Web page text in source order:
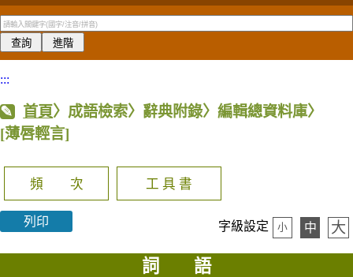
:::
首頁〉成語檢索〉辭典附錄〉編輯總資料庫〉
[薄唇輕言]
頻 次 工 具 書
列印 字級設定 小 中 大
詞 語